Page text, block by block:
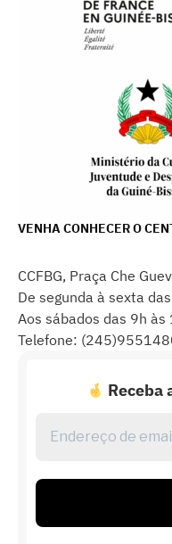
VENHA CONHECER O
CCFBG, Praça Che
De segunda à sexta
Aos sábados das 9h às
Telefone:
Receba
de
*